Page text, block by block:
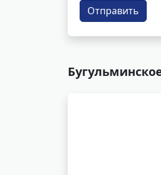
Отправить